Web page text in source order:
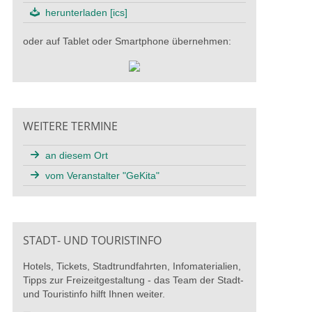
herunterladen [ics]
oder auf Tablet oder Smartphone übernehmen:
WEITERE TERMINE
an diesem Ort
vom Veranstalter "GeKita"
STADT- UND TOURISTINFO
Hotels, Tickets, Stadtrundfahrten, Infomaterialien,
Tipps zur Freizeitgestaltung - das Team der Stadt-
und Touristinfo hilft Ihnen weiter.